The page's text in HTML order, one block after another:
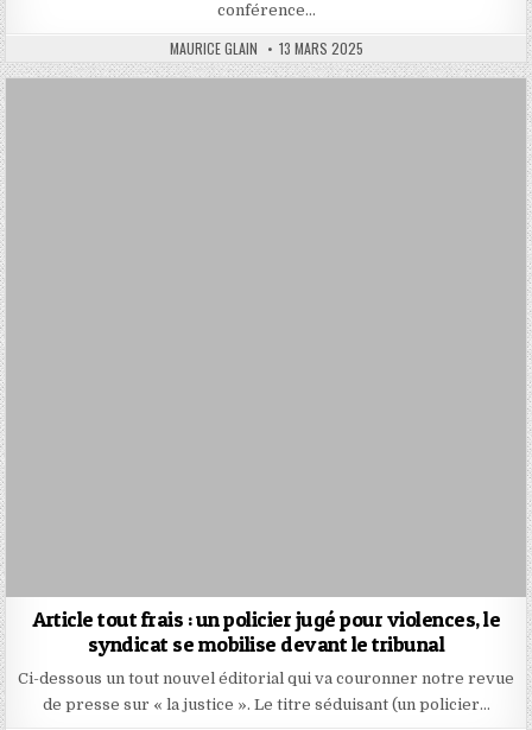
conférence…
AUTHOR:
MAURICE GLAIN PUBLISHED
DATE:
13 MARS 2025
Article tout frais : un policier jugé pour violences, le
syndicat se mobilise devant le tribunal
Ci-dessous un tout nouvel éditorial qui va couronner notre revue
de presse sur « la justice ». Le titre séduisant (un policier…